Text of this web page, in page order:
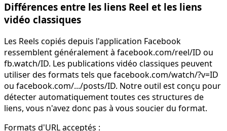
Différences entre les liens Reel et les liens
vidéo classiques
Les Reels copiés depuis l'application Facebook
ressemblent généralement à facebook.com/reel/ID ou
fb.watch/ID. Les publications vidéo classiques peuvent
utiliser des formats tels que facebook.com/watch/?v=ID
ou facebook.com/.../posts/ID. Notre outil est conçu pour
détecter automatiquement toutes ces structures de
liens, vous n'avez donc pas à vous soucier du format.
Formats d'URL acceptés :